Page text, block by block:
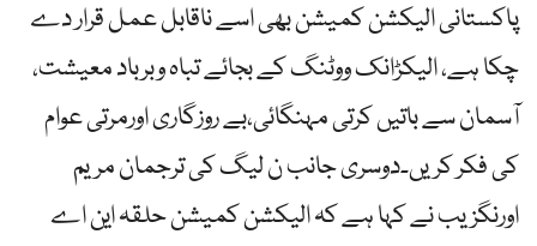
پاکستانی الیکشن کمیشن بھی اسے ناقابل عمل قرار دے
چکا ہے، الیکڑانک ووٹنگ کے بجائے تباہ وبرباد معیشت،
آسمان سے باتیں کرتی مہنگائی،بے روزگاری اورمرتی عوام
کی فکر کریں۔دوسری جانب ن لیگ کی ترجمان مریم
اورنگزیب نے کہا ہے کہ الیکشن کمیشن حلقہ این اے